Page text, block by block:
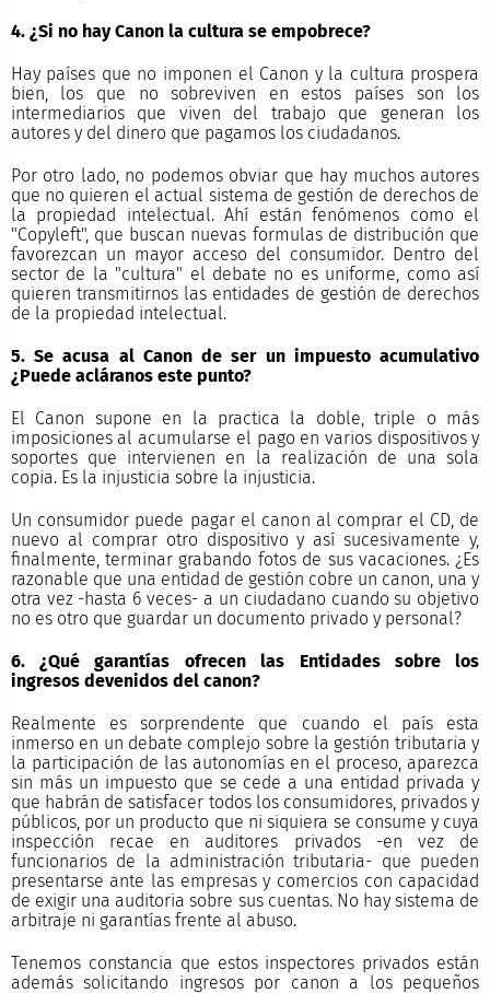
4. ¿Si no hay Canon la cultura se empobrece?
Hay países que no imponen el Canon y la cultura prospera
bien, los que no sobreviven en estos países son los
intermediarios que viven del trabajo que generan los
autores y del dinero que pagamos los ciudadanos.
Por otro lado, no podemos obviar que hay muchos autores
que no quieren el actual sistema de gestión de derechos de
la propiedad intelectual. Ahí están fenómenos como el
"Copyleft", que buscan nuevas formulas de distribución que
favorezcan un mayor acceso del consumidor. Dentro del
sector de la "cultura" el debate no es uniforme, como así
quieren transmitirnos las entidades de gestión de derechos
de la propiedad intelectual.
5. Se acusa al Canon de ser un impuesto acumulativo
¿Puede acláranos este punto?
El Canon supone en la practica la doble, triple o más
imposiciones al acumularse el pago en varios dispositivos y
soportes que intervienen en la realización de una sola
copia. Es la injusticia sobre la injusticia.
Un consumidor puede pagar el canon al comprar el CD, de
nuevo al comprar otro dispositivo y así sucesivamente y,
finalmente, terminar grabando fotos de sus vacaciones. ¿Es
razonable que una entidad de gestión cobre un canon, una y
otra vez -hasta 6 veces- a un ciudadano cuando su objetivo
no es otro que guardar un documento privado y personal?
6. ¿Qué garantías ofrecen las Entidades sobre los
ingresos devenidos del canon?
Realmente es sorprendente que cuando el país esta
inmerso en un debate complejo sobre la gestión tributaria y
la participación de las autonomías en el proceso, aparezca
sin más un impuesto que se cede a una entidad privada y
que habrán de satisfacer todos los consumidores, privados y
públicos, por un producto que ni siquiera se consume y cuya
inspección recae en auditores privados -en vez de
funcionarios de la administración tributaria- que pueden
presentarse ante las empresas y comercios con capacidad
de exigir una auditoria sobre sus cuentas. No hay sistema de
arbitraje ni garantías frente al abuso.
Tenemos constancia que estos inspectores privados están
además solicitando ingresos por canon a los pequeños